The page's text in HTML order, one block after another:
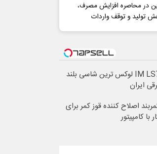
در محاصره افزایش مصرف،
تولید و توقف واردات
IM LS7 لوکس ترین شاسی بلند
ایران
اصلاح کننده قوز کمر برای
با کامپیتور